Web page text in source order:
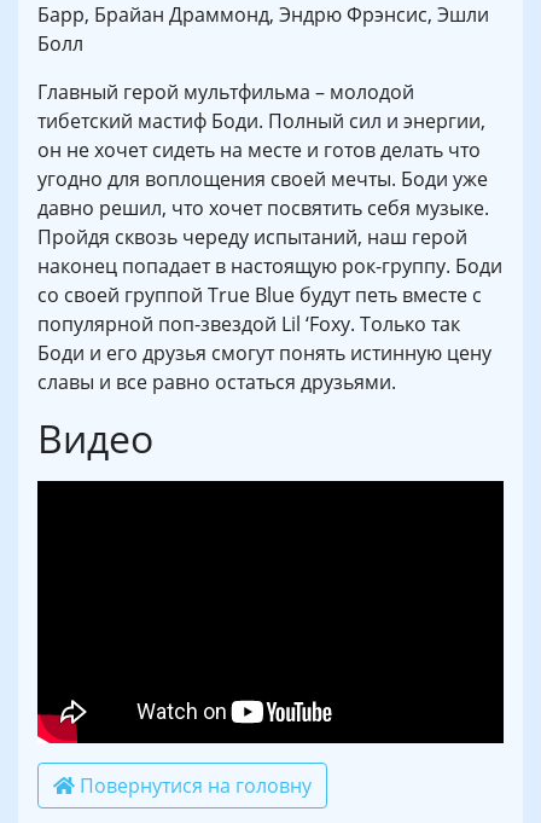
Барр, Брайан Драммонд, Эндрю Фрэнсис, Эшли
Болл
Главный герой мультфильма – молодой
тибетский мастиф Боди. Полный сил и энергии,
он не хочет сидеть на месте и готов делать что
угодно для воплощения своей мечты. Боди уже
давно решил, что хочет посвятить себя музыке.
Пройдя сквозь череду испытаний, наш герой
наконец попадает в настоящую рок-группу. Боди
со своей группой True Blue будут петь вместе с
популярной поп-звездой Lil ‘Foxy. Только так
Боди и его друзья смогут понять истинную цену
славы и все равно остаться друзьями.
Видео
Повернутися на головну